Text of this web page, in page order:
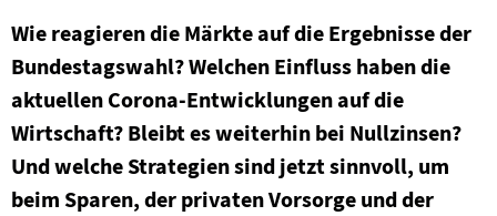
bevestor App
Kontakt
FAQ
PodCasts
Wie reagieren die Märkte auf die Ergebnisse der
Bundestagswahl? Welchen Einfluss haben die
aktuellen Corona-Entwicklungen auf die
Wirtschaft? Bleibt es weiterhin bei Nullzinsen?
Und welche Strategien sind jetzt sinnvoll, um
beim Sparen, der privaten Vorsorge und der